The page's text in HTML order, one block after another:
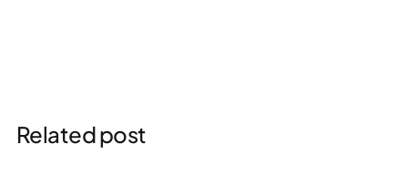
Related post